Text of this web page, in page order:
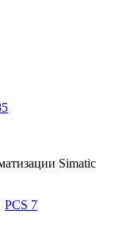
Simatic
PCS 7